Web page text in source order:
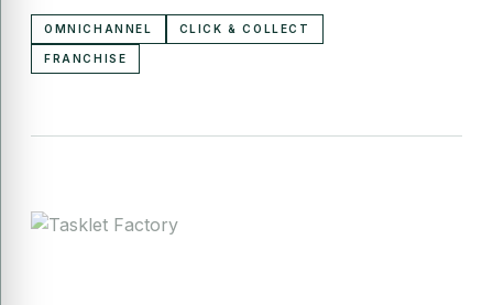
OMNICHANNEL CLICK & COLLECT
FRANCHISE